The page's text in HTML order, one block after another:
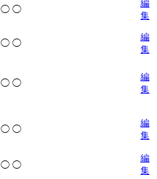
◯ ◯
編
集
◯ ◯
編
集
◯ ◯
編
集
◯ ◯
編
集
◯ ◯
編
集